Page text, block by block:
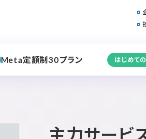
Meta定額制30プラン はじめて
主力サービ